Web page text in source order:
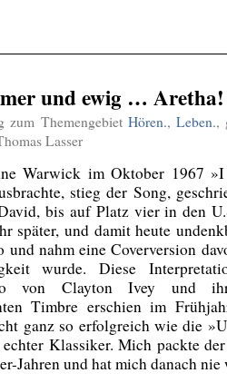
und ewig … Aretha!
zum Themengebiet Hören.,Leben.,
Lasser
Warwick im Oktober 1967
stieg der Song,
bis auf Platz vier in den
später, und damit heute
und nahm eine Coverversion
wurde. Diese
von Clayton Ivey und
Timbre erschien im
ganz so erfolgreich wie die
Klassiker. Mich packte
Jahren und hat mich danach